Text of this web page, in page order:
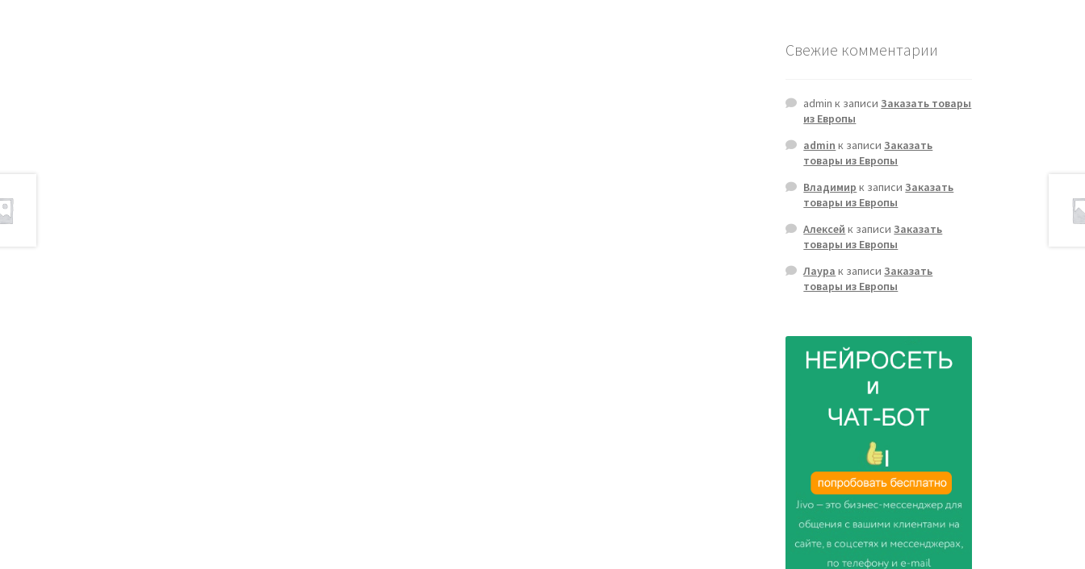
Свежие комментарии
admin к записиЗаказать товары
из Европы
admin к записиЗаказать
товары из Европы
Владимир к записиЗаказать
товары из Европы
Алексей к записиЗаказать
товары из Европы
Лаура к записиЗаказать
товары из Европы